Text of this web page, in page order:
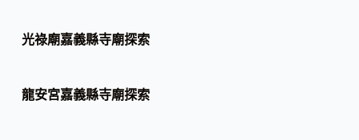
光祿廟嘉義縣寺廟探索
龍安宮嘉義縣寺廟探索